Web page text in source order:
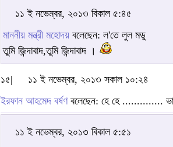
১১ ই নভেম্বর, ২০১৩ বিকাল ৫:৪৫
মাননীয় মন্ত্রী মহোদয় বলেছেন: ল'তে লুল মডু
তুমি জিন্দাবাদ,তুমি জিন্দাবাদ ।
১৫|
১১ ই নভেম্বর, ২০১৩ সকাল ১০:২৪
ইরফান আহমেদ বর্ষণবলেছেন: হে হে ..............
১১ ই নভেম্বর, ২০১৩ বিকাল ৫:৫১